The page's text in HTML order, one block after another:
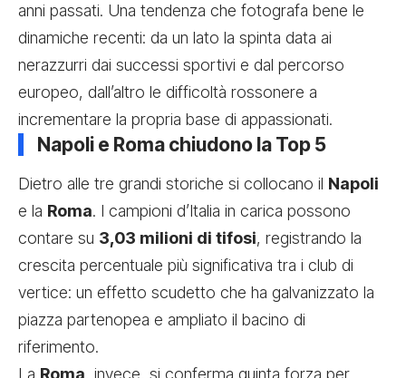
anni passati. Una tendenza che fotografa bene le
dinamiche recenti: da un lato la spinta data ai
nerazzurri dai successi sportivi e dal percorso
europeo, dall’altro le difficoltà rossonere a
incrementare la propria base di appassionati.
Napoli e Roma chiudono la Top 5
Dietro alle tre grandi storiche si collocano il Napoli
e la Roma. I campioni d’Italia in carica possono
contare su 3,03 milioni di tifosi, registrando la
crescita percentuale più significativa tra i club di
vertice: un effetto scudetto che ha galvanizzato la
piazza partenopea e ampliato il bacino di
riferimento.
La Roma, invece, si conferma quinta forza per